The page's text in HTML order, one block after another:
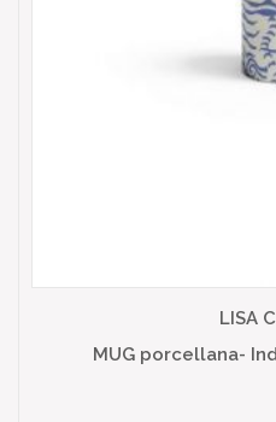
LISA
MUG porcellana-